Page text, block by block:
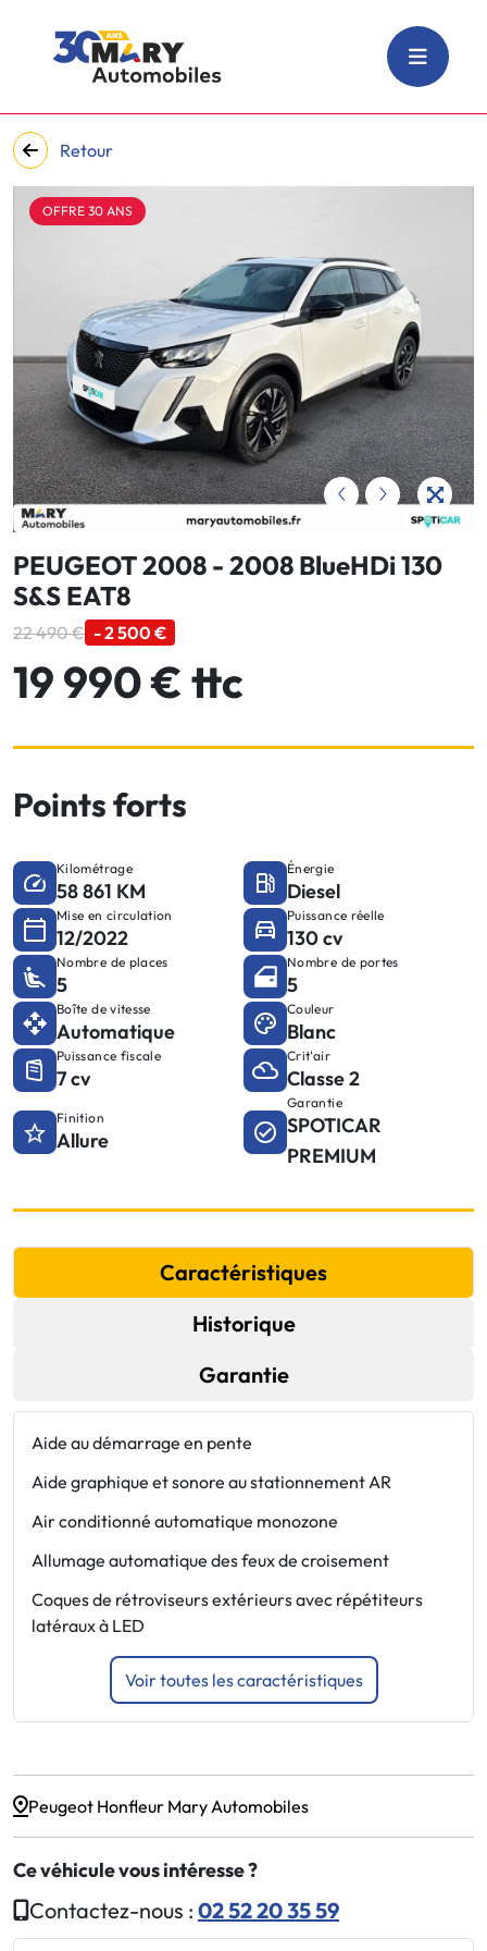
Retour
‹ ›
OFFRE 30 ANS
PEUGEOT 2008 - 2008 BlueHDi 130
S&S EAT8
22 490 € - 2 500 €
19 990 € ttc
Points forts
Kilométrage
58 861 KM
Énergie
Diesel
Mise en circulation
12/2022
Puissance réelle
130 cv
Nombre de places
5
Nombre de portes
5
Boîte de vitesse
Automatique
Couleur
Blanc
Puissance fiscale
7 cv
Crit'air
Classe 2
Finition
Allure
Garantie
SPOTICAR
PREMIUM
Caractéristiques
Historique
Garantie
Aide au démarrage en pente
Aide graphique et sonore au stationnement AR
Air conditionné automatique monozone
Allumage automatique des feux de croisement
Coques de rétroviseurs extérieurs avec répétiteurs
latéraux à LED
Voir toutes les caractéristiques
Peugeot Honfleur Mary Automobiles
Ce véhicule vous intéresse ?
Contactez-nous : 02 52 20 35 59